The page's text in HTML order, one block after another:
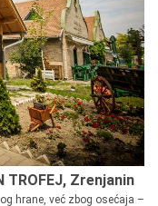
TROFEJ, Zrenjanin
hrane, već zbog osećaja –